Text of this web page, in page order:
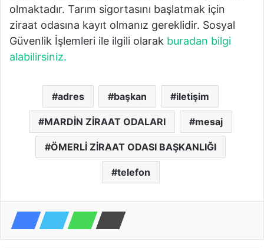
olmaktadır. Tarım sigortasını başlatmak için
ziraat odasına kayıt olmanız gereklidir. Sosyal
Güvenlik İşlemleri ile ilgili olarak buradan bilgi
alabilirsiniz.
adres başkan iletişim
MARDİN ZİRAAT ODALARI mesaj
ÖMERLİ ZİRAAT ODASI BAŞKANLIĞI
telefon